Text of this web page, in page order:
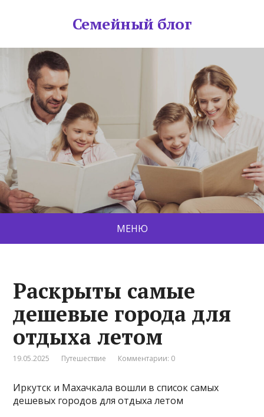
Семейный блог
МЕНЮ
Раскрыты самые
дешевые города для
отдыха летом
19.05.2025 Путешествие Комментарии: 0
Иркутск и Махачкала вошли в список самых
дешевых городов для отдыха летом